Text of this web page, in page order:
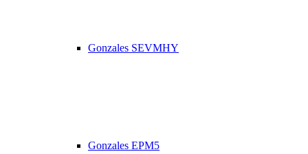
Gonzales SEVMHY
Gonzales EPM5